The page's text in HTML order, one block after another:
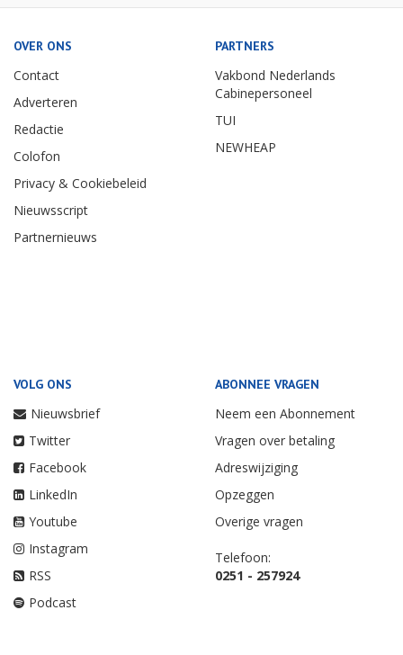
OVER ONS
Contact
Adverteren
Redactie
Colofon
Privacy & Cookiebeleid
Nieuwsscript
Partnernieuws
PARTNERS
Vakbond Nederlands
Cabinepersoneel
TUI
NEWHEAP
VOLG ONS
Nieuwsbrief
Twitter
Facebook
LinkedIn
Youtube
Instagram
RSS
Podcast
ABONNEE VRAGEN
Neem een Abonnement
Vragen over betaling
Adreswijziging
Opzeggen
Overige vragen
Telefoon:
0251 - 257924